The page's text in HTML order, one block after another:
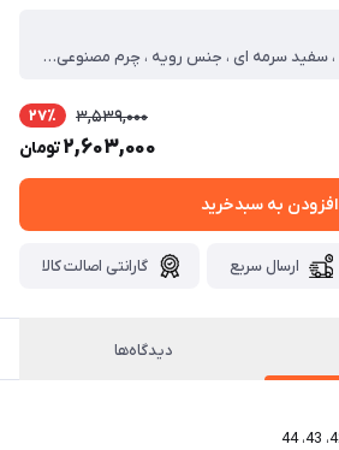
سایز ، 41، 42، 43، 44 ، رنگ ، سفید سرمه ای ، جنس رویه ، چرم مصنوعی، سوییت ، جنس زیره ، Pu ، نحوه بسته شدن ، بند ، نوع ، روزمره ، سایز 41 ، طول داخل کفش=25.8 ، سایز 42 ، طول داخل کفش=26.3 ، سایز 43 ، طول داخل کفش=27.1 ، سایز 44 ، طول داخل کفش=27.4
3,539,000 27٪
2,603,000تومان
افزودن به سبدخرید
ارسال سریع گارانتی اصالت کالا
دیدگاه‌ها